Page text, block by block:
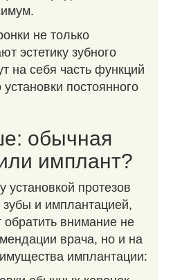
не только
эстетику зубного
на себя часть функций
постоянного
обычная
имплант?
протезов
и имплантацией,
обратить внимание не
врача, но и на
имплантации: